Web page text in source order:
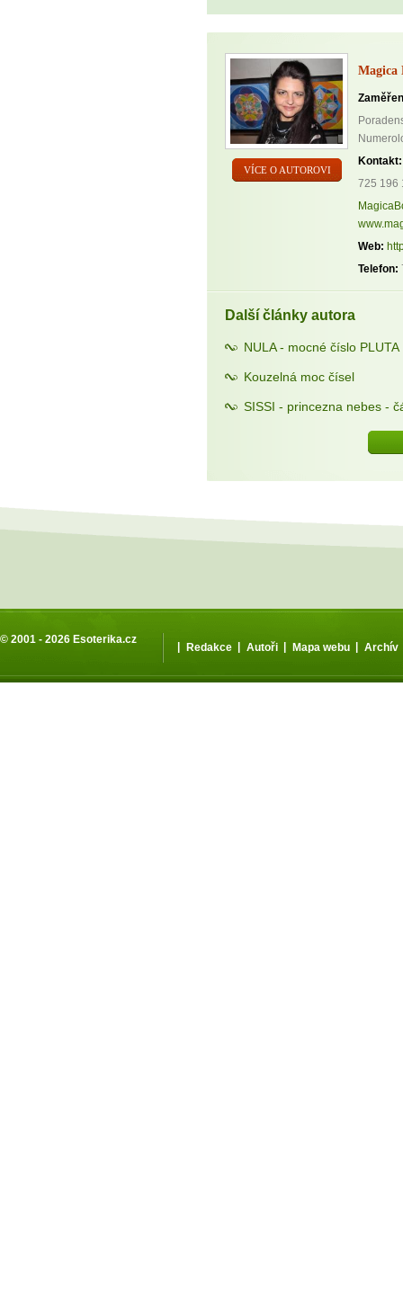
VÍCE O AUTOROVI
Magica
Kontakt:
725 196
Web:
Telefon:
Další články autora
NULA - mocné číslo PLUTA
Kouzelná moc čísel
SISSI - princezna nebes -
© 2001 - 2026 Esoterika.cz
| Redakce | Autoři | Mapa webu | Archív